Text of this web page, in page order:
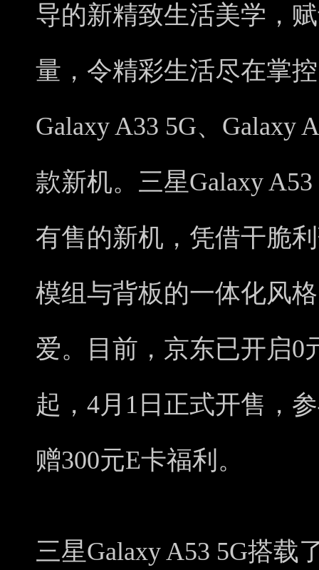
导的新精致生活美学，
量，令精彩生活尽在掌
Galaxy A33 5G、Galaxy
款新机。三星Galaxy
有售的新机，凭借干脆
模组与背板的一体化风
爱。目前，京东已开启0
起，4月1日正式开售，
赠300元E卡福利。
三星Galaxy A53 5G搭载